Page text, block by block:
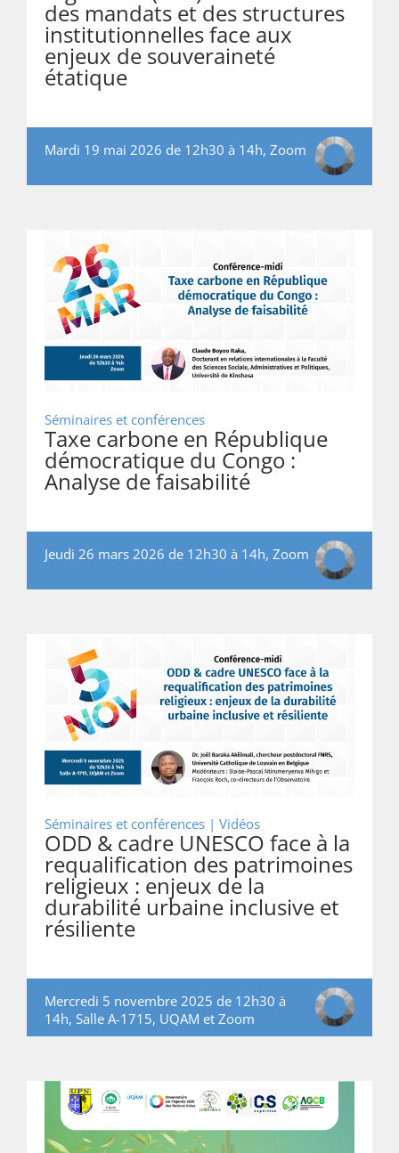
des mandats et des structures
institutionnelles face aux
enjeux de souveraineté
étatique
Mardi 19 mai 2026 de 12h30 à 14h, Zoom
Séminaires et conférences
Taxe carbone en République
démocratique du Congo :
Analyse de faisabilité
Jeudi 26 mars 2026 de 12h30 à 14h, Zoom
Séminaires et conférences | Vidéos
ODD & cadre UNESCO face à la
requalification des patrimoines
religieux : enjeux de la
durabilité urbaine inclusive et
résiliente
Mercredi 5 novembre 2025 de 12h30 à
14h, Salle A-1715, UQAM et Zoom